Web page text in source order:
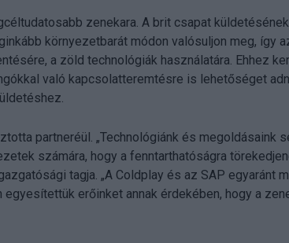
zenekara. A brit csapat
környezetbarát módon valósuljon meg, így
a zöld technológiák használatára. Ehhez
való kapcsolatteremtésre is lehetőséget
partneréül. „Technológiánk és megoldásaink
számára, hogy a fenntarthatóságra
tagja. „A Coldplay és az SAP egyaránt
erőinket annak érdekében, hogy a